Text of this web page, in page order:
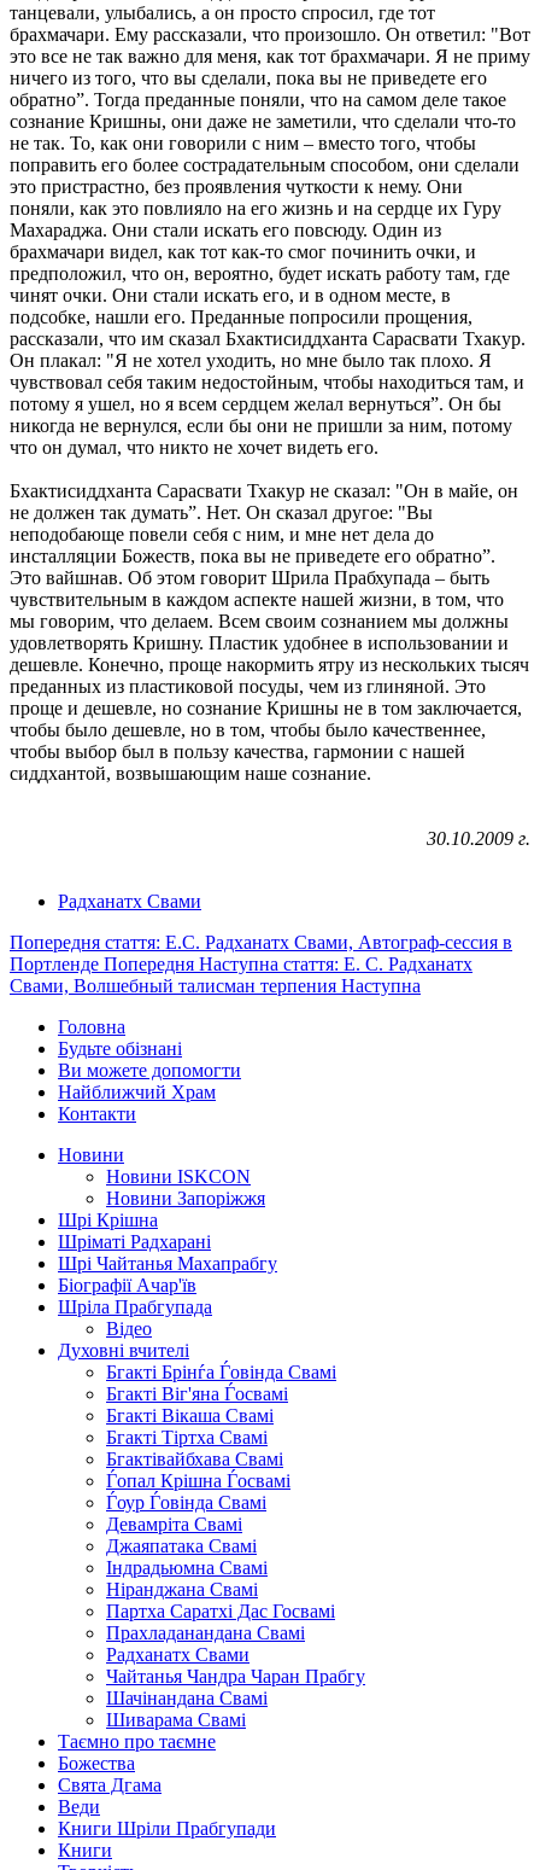
танцевали, улыбались, а он просто спросил, где тот
брахмачари. Ему рассказали, что произошло. Он ответил: "Вот
это все не так важно для меня, как тот брахмачари. Я не приму
ничего из того, что вы сделали, пока вы не приведете его
обратно”. Тогда преданные поняли, что на самом деле такое
сознание Кришны, они даже не заметили, что сделали что-то
не так. То, как они говорили с ним – вместо того, чтобы
поправить его более сострадательным способом, они сделали
это пристрастно, без проявления чуткости к нему. Они
поняли, как это повлияло на его жизнь и на сердце их Гуру
Махараджа. Они стали искать его повсюду. Один из
брахмачари видел, как тот как-то смог починить очки, и
предположил, что он, вероятно, будет искать работу там, где
чинят очки. Они стали искать его, и в одном месте, в
подсобке, нашли его. Преданные попросили прощения,
рассказали, что им сказал Бхактисиддханта Сарасвати Тхакур.
Он плакал: "Я не хотел уходить, но мне было так плохо. Я
чувствовал себя таким недостойным, чтобы находиться там, и
потому я ушел, но я всем сердцем желал вернуться”. Он бы
никогда не вернулся, если бы они не пришли за ним, потому
что он думал, что никто не хочет видеть его.
Бхактисиддханта Сарасвати Тхакур не сказал: "Он в майе, он
не должен так думать”. Нет. Он сказал другое: "Вы
неподобающе повели себя с ним, и мне нет дела до
инсталляции Божеств, пока вы не приведете его обратно”.
Это вайшнав. Об этом говорит Шрила Прабхупада – быть
чувствительным в каждом аспекте нашей жизни, в том, что
мы говорим, что делаем. Всем своим сознанием мы должны
удовлетворять Кришну. Пластик удобнее в использовании и
дешевле. Конечно, проще накормить ятру из нескольких тысяч
преданных из пластиковой посуды, чем из глиняной. Это
проще и дешевле, но сознание Кришны не в том заключается,
чтобы было дешевле, но в том, чтобы было качественнее,
чтобы выбор был в пользу качества, гармонии с нашей
сиддхантой, возвышающим наше сознание.
30.10.2009 г.
Радханатх Свами
Попередня стаття: Е.С. Радханатх Свами, Автограф-сессия в
Портленде Попередня Наступна стаття: Е. С. Радханатх
Свами, Волшебный талисман терпения Наступна
Головна
Будьте обізнані
Ви можете допомогти
Найближчий Храм
Контакти
Новини
Новини ISKCON
Новини Запоріжжя
Шрі Крішна
Шріматі Радхарані
Шрі Чайтанья Махапрабгу
Біографії Ачар'їв
Шріла Прабгупада
Відео
Духовні вчителі
Бгакті Брінѓа Ѓовінда Свамі
Бгакті Віг'яна Ѓосвамі
Бгакті Вікаша Свамі
Бгакті Тіртха Свамі
Бгактівайбхава Свамі
Ѓопал Крішна Ѓосвамі
Ѓоур Ѓовінда Свамі
Девамріта Свамі
Джаяпатака Свамі
Індрадьюмна Свамі
Ніранджана Свамі
Партха Саратхі Дас Госвамі
Прахладанандана Свамі
Радханатх Свами
Чайтанья Чандра Чаран Прабгу
Шачінандана Свамі
Шиварама Свамі
Таємно про таємне
Божества
Свята Дгама
Веди
Книги Шріли Прабгупади
Книги